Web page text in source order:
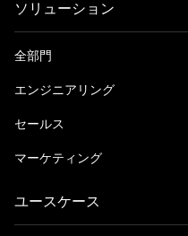
ソリューション
全部門
エンジニアリング
セールス
マーケティング
ユースケース